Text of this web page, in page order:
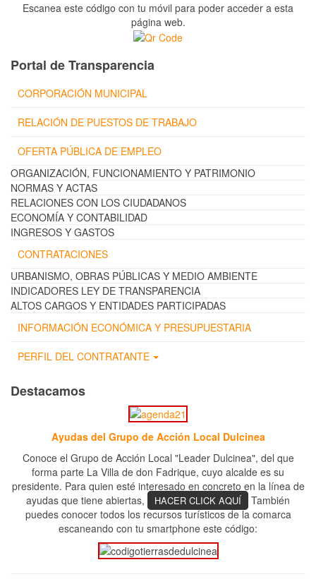
Escanea este código con tu móvil para poder acceder a esta
página web.
Portal de Transparencia
CORPORACIÓN MUNICIPAL
RELACIÓN DE PUESTOS DE TRABAJO
OFERTA PÚBLICA DE EMPLEO
ORGANIZACIÓN, FUNCIONAMIENTO Y PATRIMONIO
NORMAS Y ACTAS
RELACIONES CON LOS CIUDADANOS
ECONOMÍA Y CONTABILIDAD
INGRESOS Y GASTOS
CONTRATACIONES
URBANISMO, OBRAS PÚBLICAS Y MEDIO AMBIENTE
INDICADORES LEY DE TRANSPARENCIA
ALTOS CARGOS Y ENTIDADES PARTICIPADAS
INFORMACIÓN ECONÓMICA Y PRESUPUESTARIA
PERFIL DEL CONTRATANTE
Destacamos
Ayudas del Grupo de Acción Local Dulcinea
Conoce el Grupo de Acción Local "Leader Dulcinea", del que
forma parte La Villa de don Fadrique, cuyo alcalde es su
presidente. Para quien esté interesado en concreto en la línea de
ayudas que tiene abiertas,
HACER CLICK AQUÍ
También
puedes conocer todos los recursos turísticos de la comarca
escaneando con tu smartphone este código: